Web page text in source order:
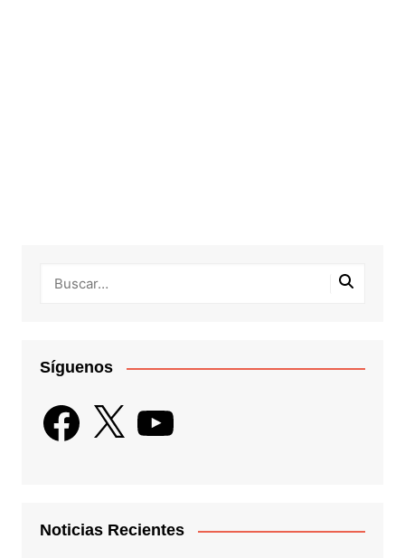
Síguenos
Facebook
X YouTube
Noticias Recientes